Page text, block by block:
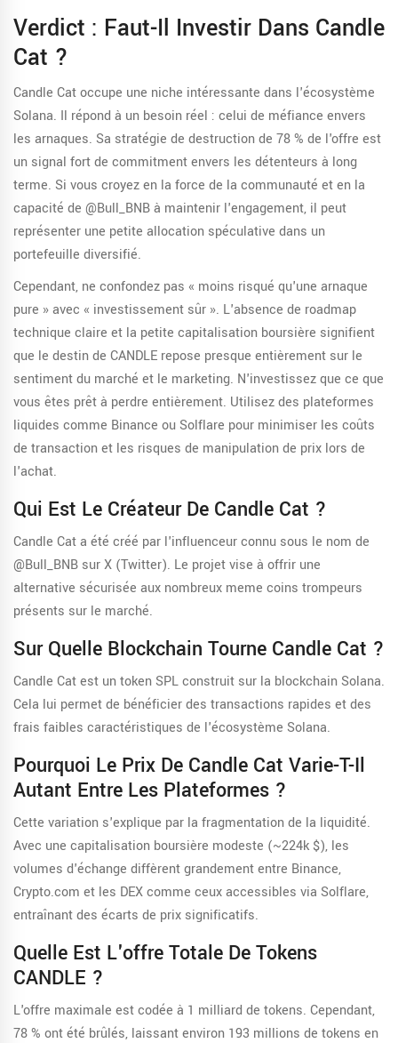
Verdict : Faut-Il Investir Dans Candle
Cat ?
Candle Cat occupe une niche intéressante dans l'écosystème
Solana. Il répond à un besoin réel : celui de méfiance envers
les arnaques. Sa stratégie de destruction de 78 % de l'offre est
un signal fort de commitment envers les détenteurs à long
terme. Si vous croyez en la force de la communauté et en la
capacité de @Bull_BNB à maintenir l'engagement, il peut
représenter une petite allocation spéculative dans un
portefeuille diversifié.
Cependant, ne confondez pas « moins risqué qu'une arnaque
pure » avec « investissement sûr ». L'absence de roadmap
technique claire et la petite capitalisation boursière signifient
que le destin de CANDLE repose presque entièrement sur le
sentiment du marché et le marketing. N'investissez que ce que
vous êtes prêt à perdre entièrement. Utilisez des plateformes
liquides comme Binance ou Solflare pour minimiser les coûts
de transaction et les risques de manipulation de prix lors de
l'achat.
Qui Est Le Créateur De Candle Cat ?
Candle Cat a été créé par l'influenceur connu sous le nom de
@Bull_BNB sur X (Twitter). Le projet vise à offrir une
alternative sécurisée aux nombreux meme coins trompeurs
présents sur le marché.
Sur Quelle Blockchain Tourne Candle Cat ?
Candle Cat est un token SPL construit sur la blockchain Solana.
Cela lui permet de bénéficier des transactions rapides et des
frais faibles caractéristiques de l'écosystème Solana.
Pourquoi Le Prix De Candle Cat Varie-T-Il
Autant Entre Les Plateformes ?
Cette variation s'explique par la fragmentation de la liquidité.
Avec une capitalisation boursière modeste (~224k $), les
volumes d'échange diffèrent grandement entre Binance,
Crypto.com et les DEX comme ceux accessibles via Solflare,
entraînant des écarts de prix significatifs.
Quelle Est L'offre Totale De Tokens
CANDLE ?
L'offre maximale est codée à 1 milliard de tokens. Cependant,
78 % ont été brûlés, laissant environ 193 millions de tokens en